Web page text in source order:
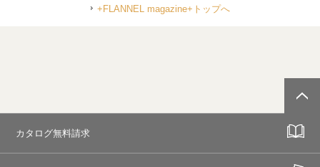
+FLANNEL magazine+トップへ
カタログ無料請求